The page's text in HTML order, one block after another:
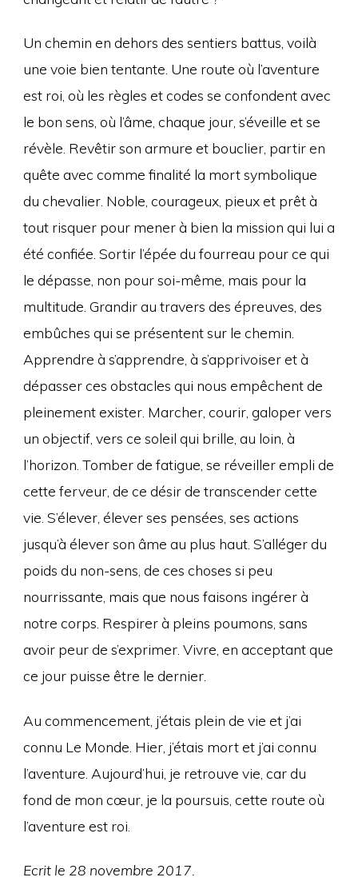
Un chemin en dehors des sentiers battus, voilà
une voie bien tentante. Une route où l’aventure
est roi, où les règles et codes se confondent avec
le bon sens, où l’âme, chaque jour, s’éveille et se
révèle. Revêtir son armure et bouclier, partir en
quête avec comme finalité la mort symbolique
du chevalier. Noble, courageux, pieux et prêt à
tout risquer pour mener à bien la mission qui lui a
été confiée. Sortir l’épée du fourreau pour ce qui
le dépasse, non pour soi-même, mais pour la
multitude. Grandir au travers des épreuves, des
embûches qui se présentent sur le chemin.
Apprendre à s’apprendre, à s’apprivoiser et à
dépasser ces obstacles qui nous empêchent de
pleinement exister. Marcher, courir, galoper vers
un objectif, vers ce soleil qui brille, au loin, à
l’horizon. Tomber de fatigue, se réveiller empli de
cette ferveur, de ce désir de transcender cette
vie. S’élever, élever ses pensées, ses actions
jusqu’à élever son âme au plus haut. S’alléger du
poids du non-sens, de ces choses si peu
nourrissante, mais que nous faisons ingérer à
notre corps. Respirer à pleins poumons, sans
avoir peur de s’exprimer. Vivre, en acceptant que
ce jour puisse être le dernier.
Au commencement, j’étais plein de vie et j’ai
connu Le Monde. Hier, j’étais mort et j’ai connu
l’aventure. Aujourd’hui, je retrouve vie, car du
fond de mon cœur, je la poursuis, cette route où
l’aventure est roi.
Ecrit le 28 novembre 2017.